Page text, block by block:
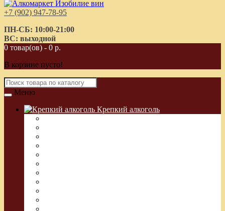
+7 (902) 947-78-95
ПН-СБ: 10:00-21:00
ВС: выходной
0 товар(ов) - 0 р.
В корзине пусто!
Меню
Крепкий алкоголь